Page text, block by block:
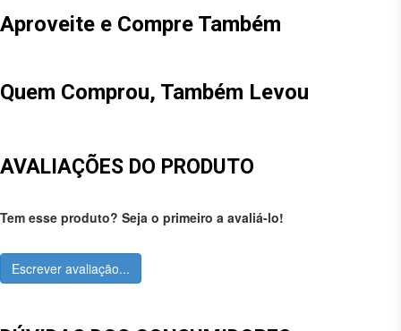
Aproveite e Compre Também
Quem Comprou, Também Levou
AVALIAÇÕES DO PRODUTO
Tem esse produto? Seja o primeiro a avaliá-lo!
Escrever avaliação...